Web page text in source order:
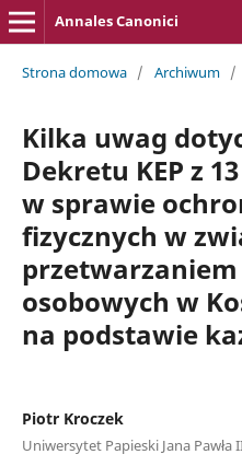
Annales Canonici
Strona domowa / Archiwum /
Kilka uwag
Dekretu KEP z
w sprawie
fizycznych w
osobowych w
na podstawie
Piotr Kroczek
Uniwersytet Papieski Jana Pawła